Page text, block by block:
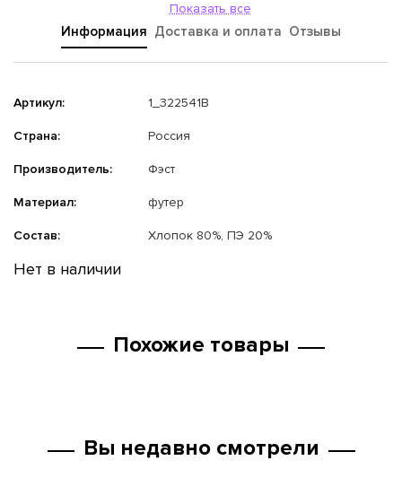
Показать все
Информация Доставка и оплата Отзывы
Артикул: 1_322541В
Страна: Россия
Производитель: Фэст
Материал: футер
Состав: Хлопок 80%, ПЭ 20%
Нет в наличии
Похожие товары
Вы недавно смотрели